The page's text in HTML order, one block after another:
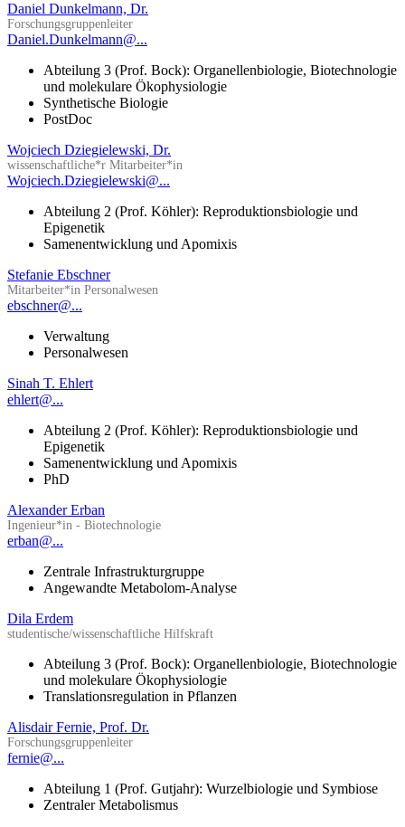
Daniel Dunkelmann, Dr.
Forschungsgruppenleiter
Daniel.Dunkelmann@...
Abteilung 3 (Prof. Bock): Organellenbiologie, Biotechnologie
und molekulare Ökophysiologie
Synthetische Biologie
PostDoc
Wojciech Dziegielewski, Dr.
wissenschaftliche*r Mitarbeiter*in
Wojciech.Dziegielewski@...
Abteilung 2 (Prof. Köhler): Reproduktionsbiologie und
Epigenetik
Samenentwicklung und Apomixis
Stefanie Ebschner
Mitarbeiter*in Personalwesen
ebschner@...
Verwaltung
Personalwesen
Sinah T. Ehlert
ehlert@...
Abteilung 2 (Prof. Köhler): Reproduktionsbiologie und
Epigenetik
Samenentwicklung und Apomixis
PhD
Alexander Erban
Ingenieur*in - Biotechnologie
erban@...
Zentrale Infrastrukturgruppe
Angewandte Metabolom-Analyse
Dila Erdem
studentische/wissenschaftliche Hilfskraft
Abteilung 3 (Prof. Bock): Organellenbiologie, Biotechnologie
und molekulare Ökophysiologie
Translationsregulation in Pflanzen
Alisdair Fernie, Prof. Dr.
Forschungsgruppenleiter
fernie@...
Abteilung 1 (Prof. Gutjahr): Wurzelbiologie und Symbiose
Zentraler Metabolismus